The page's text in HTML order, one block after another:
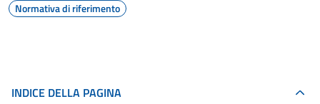
Normativa di riferimento
INDICE DELLA PAGINA